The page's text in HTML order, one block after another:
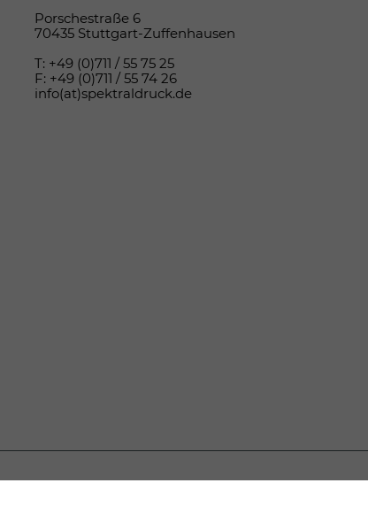
Porschestraße 6
70435 Stuttgart-Zuffenhausen
T: +49 (0)711 / 55 75 25
F: +49 (0)711 / 55 74 26
info(at)spektraldruck.de